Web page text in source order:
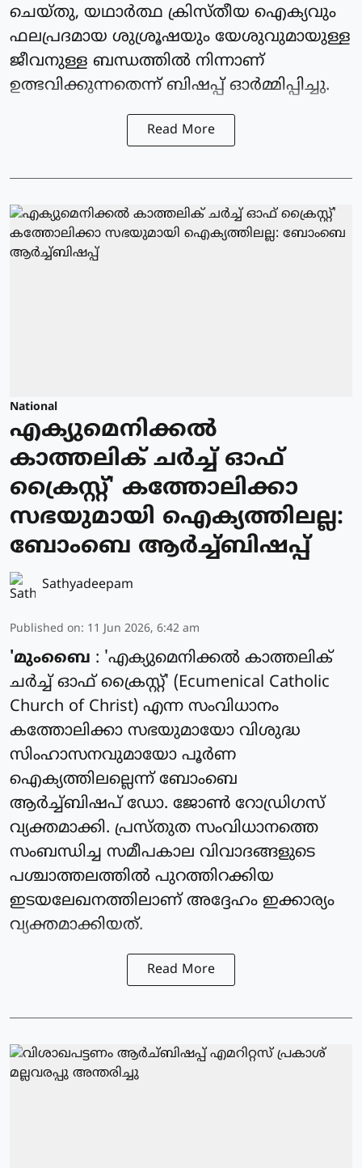
ചെയ്തു, യഥാർത്ഥ ക്രിസ്തീയ ഐക്യവും
ഫലപ്രദമായ ശുശ്രൂഷയും യേശുവുമായുള്ള
ജീവനുള്ള ബന്ധത്തിൽ നിന്നാണ്
ഉത്ഭവിക്കുന്നതെന്ന് ബിഷപ്പ് ഓർമ്മിപ്പിച്ചു.
Read More
National
എക്യുമെനിക്കൽ
കാത്തലിക് ചർച്ച് ഓഫ്
ക്രൈസ്റ്റ്' കത്തോലിക്കാ
സഭയുമായി ഐക്യത്തിലല്ല:
ബോംബെ ആർച്ച്ബിഷപ്പ്
Sathyadeepam
Published on: 11 Jun 2026, 6:42 am
'മുംബൈ : 'എക്യുമെനിക്കല്‍ കാത്തലിക്
ചര്‍ച്ച് ഓഫ് ക്രൈസ്റ്റ്' (Ecumenical Catholic
Church of Christ) എന്ന സംവിധാനം
കത്തോലിക്കാ സഭയുമായോ വിശുദ്ധ
സിംഹാസനവുമായോ പൂര്‍ണ
ഐക്യത്തിലല്ലെന്ന് ബോംബെ
ആര്‍ച്ച്ബിഷപ് ഡോ. ജോണ്‍ റോഡ്രിഗസ്
വ്യക്തമാക്കി. പ്രസ്തുത സംവിധാനത്തെ
സംബന്ധിച്ച സമീപകാല വിവാദങ്ങളുടെ
പശ്ചാത്തലത്തില്‍ പുറത്തിറക്കിയ
ഇടയലേഖനത്തിലാണ് അദ്ദേഹം ഇക്കാര്യം
വ്യക്തമാക്കിയത്.
Read More